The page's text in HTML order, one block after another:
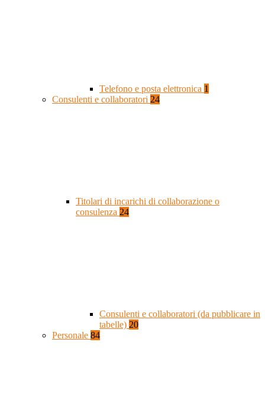
Telefono e posta elettronica 1
Consulenti e collaboratori 24
Titolari di incarichi di collaborazione o
consulenza 24
Consulenti e collaboratori (da pubblicare in
tabelle) 20
Personale 84